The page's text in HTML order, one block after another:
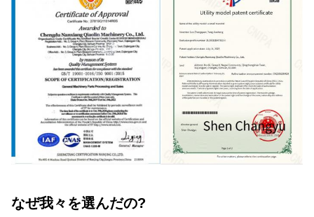
なぜ我々を選んだの?